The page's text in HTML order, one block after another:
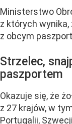
Ministerstwo
z których wynika,
z obcym
Strzelec,
paszportem
Okazuje się, że
z 27 krajów, w
Portugalii,